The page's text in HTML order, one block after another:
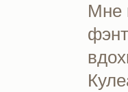
Мне